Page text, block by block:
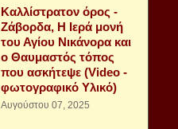
Καλλίστρατον όρος -
Ζάβορδα, Η Ιερά μονή
του Αγίου Νικάνορα και
ο Θαυμαστός τόπος
που ασκήτεψε (Video -
φωτογραφικό Υλικό)
Αυγούστου 07, 2025